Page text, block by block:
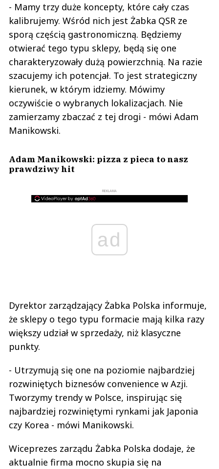
- Mamy trzy duże koncepty, które cały czas
kalibrujemy. Wśród nich jest Żabka QSR ze
sporą częścią gastronomiczną. Będziemy
otwierać tego typu sklepy, będą się one
charakteryzowały dużą powierzchnią. Na razie
szacujemy ich potencjał. To jest strategiczny
kierunek, w którym idziemy. Mówimy
oczywiście o wybranych lokalizacjach. Nie
zamierzamy zbaczać z tej drogi - mówi Adam
Manikowski.
Adam Manikowski: pizza z pieca to nasz
prawdziwy hit
REKLAMA
ad
Dyrektor zarządzający Żabka Polska informuje,
że sklepy o tego typu formacie mają kilka razy
większy udział w sprzedaży, niż klasyczne
punkty.
- Utrzymują się one na poziomie najbardziej
rozwiniętych biznesów convenience w Azji.
Tworzymy trendy w Polsce, inspirując się
najbardziej rozwiniętymi rynkami jak Japonia
czy Korea - mówi Manikowski.
Wiceprezes zarządu Żabka Polska dodaje, że
aktualnie firma mocno skupia się na